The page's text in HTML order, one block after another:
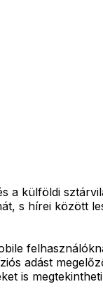
a külföldi
s hírei között
adást
is